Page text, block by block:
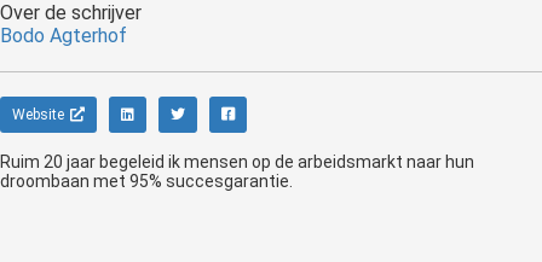
Over de schrijver
Bodo Agterhof
Website
Ruim 20 jaar begeleid ik mensen op de arbeidsmarkt naar hun
droombaan met 95% succesgarantie.